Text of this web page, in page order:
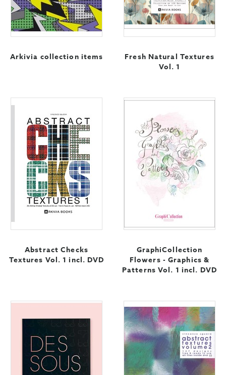
Arkivia collection items
Fresh Natural Textures
Vol. 1
Abstract Checks
Textures Vol. 1 incl. DVD
GraphiCollection
Flowers - Graphics &
Patterns Vol. 1 incl. DVD